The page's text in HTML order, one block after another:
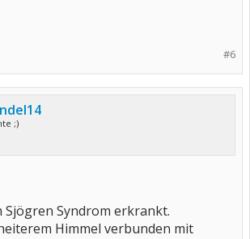
#6
;)
Sjögren Syndrom erkrankt.
Himmel verbunden mit